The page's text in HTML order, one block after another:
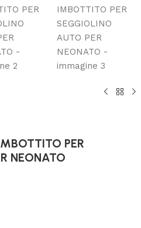
PER
NEONATO